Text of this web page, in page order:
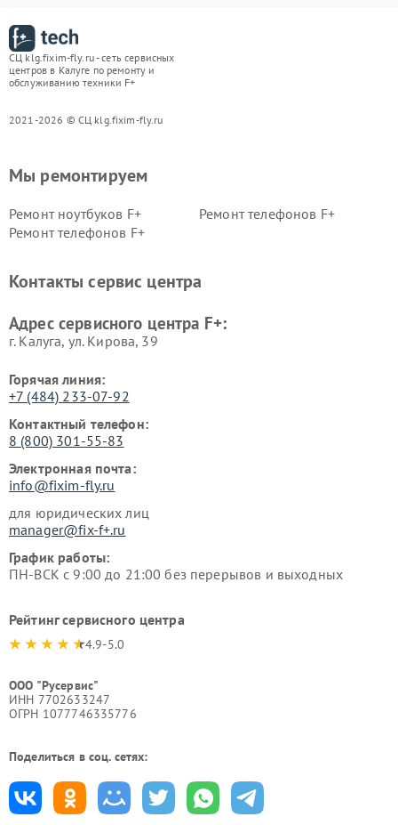
СЦ klg.fixim-fly.ru - сеть сервисных
центров в Калуге по ремонту и
обслуживанию техники F+
2021-2026 © СЦ klg.fixim-fly.ru
Мы ремонтируем
Ремонт ноутбуков F+
Ремонт телефонов F+
Ремонт телефонов F+
Контакты сервис центра
Адрес сервисного центра F+:
г. Калуга, ул. Кирова, 39
Горячая линия:
+7 (484) 233-07-92
Контактный телефон:
8 (800) 301-55-83
Электронная почта:
info@fixim-fly.ru
для юридических лиц
manager@fix-f+.ru
График работы:
ПН-ВСК с 9:00 до 21:00 без перерывов и выходных
Рейтинг сервисного центра
4.9-5.0
ООО "Русервис"
ИНН 7702633247
ОГРН 1077746335776
Поделиться в соц. сетях: